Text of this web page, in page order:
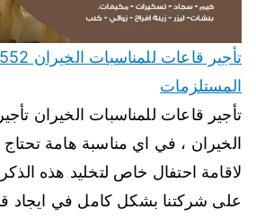
المستلزمات
تأجير قاعات للمناسبات الخيران
الخيران ، في اي مناسبة هامة
لاقامة احتفال خاص لتخليد هذه
على شركتنا بشكل كامل في ايجاد